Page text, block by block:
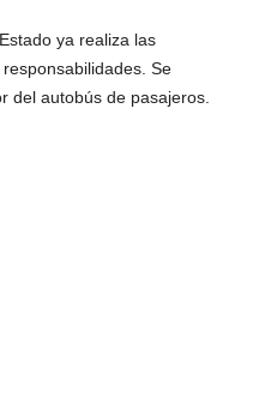
ya realiza las
Se
del autobús de pasajeros.